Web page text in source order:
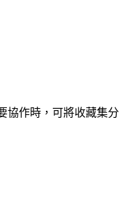
協作時，可將收藏集分